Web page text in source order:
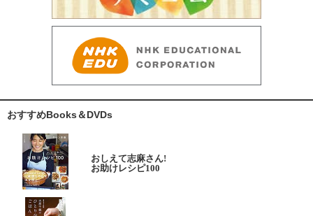
おすすめBooks＆DVDs
おしえて志麻さん!
お助けレシピ100